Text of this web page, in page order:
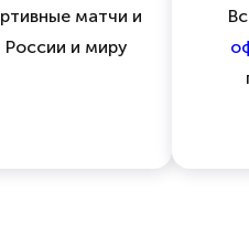
матчи и
России и миру